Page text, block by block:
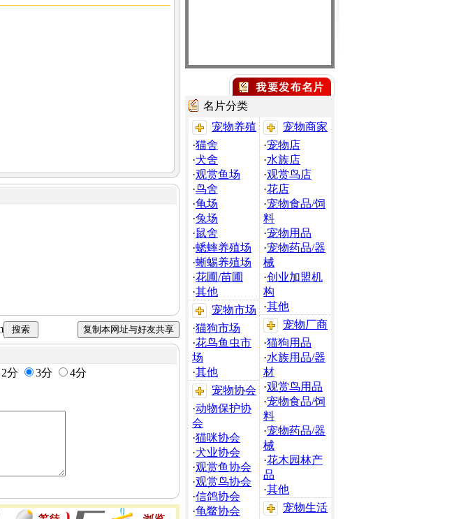
2分 3分
4分
名片分类
宠物养殖
·猫舍
·犬舍
·观赏鱼场
·鸟舍
·龟场
·兔场
·鼠舍
·蟋蟀养殖场
·蜥蜴养殖场
·花圃/苗圃
·其他
宠物市场
·猫狗市场
·花鸟鱼虫市
场
·其他
宠物协会
·动物保护协
会
·猫咪协会
·犬业协会
·观赏鱼协会
·观赏鸟协会
·信鸽协会
·龟鳖协会
宠物商家
·宠物店
·水族店
·观赏鸟店
·花店
·宠物食品/饲
料
·宠物用品
·宠物药品/器
械
·创业加盟机
构
·其他
宠物厂商
·猫狗用品
·水族用品/器
材
·观赏鸟用品
·宠物食品/饲
料
·宠物药品/器
械
·花木园林产
品
·其他
宠物生活